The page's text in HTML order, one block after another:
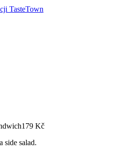
TasteTown
179 Kč
side salad.